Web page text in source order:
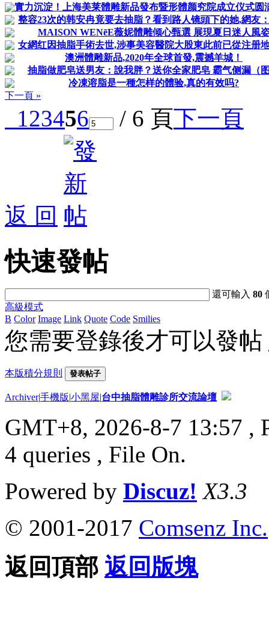
實力沉淀！上海美莱體雕新品發布暨形體颜究院成立仪式圆
整容23次的韩安冉竟要去抽脂？看到路人镜頭下的她,網友
MAISON WENēE薇妮體雕倾心甄選 展現夏日迷人風
女網红因抽脂手術去世,涉事美容醫院大股東此前已從注册
澳洲體雕新品,2020年全球首發,震撼羊城！
抽脂做肥皂送男友：說我胖？送你全家肥皂 霸气侧漏（
冷凍溶脂是一種怎样的體验,真的有效吗?
下一頁 »
123456 / 6 頁下一頁
返 回
快速發帖
還可輸入80
高級模式
B Color Image Link Quote Code Smilies
您需要登錄後才可以發帖
本版積分規則 發表帖子
Archiver|手機版|小黑屋|台中抽脂體雕診所交流論壇
GMT+8, 2026-8-7 13:57 ,
4 queries , File On.
Powered by Discuz! X3.3
© 2001-2017 Comsenz Inc.
返回頂部 返回版塊